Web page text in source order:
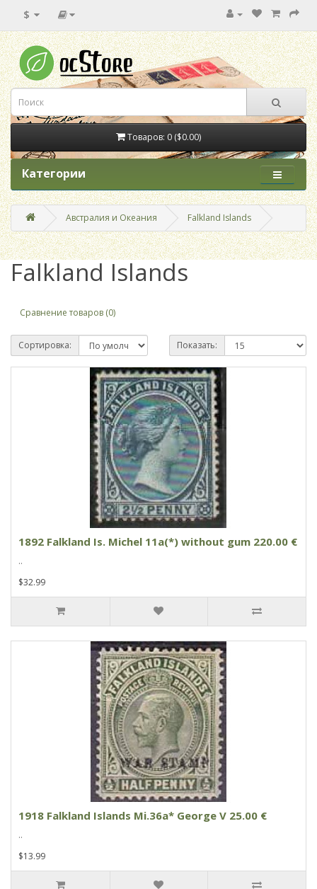
$
Товаров: 0 ($0.00)
Категории
Австралия и Океания Falkland Islands
Falkland Islands
Сравнение товаров (0)
Сортировка: Показать:
1892 Falkland Is. Michel 11a(*) without gum 220.00 €
..
$32.99
1918 Falkland Islands Mi.36a* George V 25.00 €
..
$13.99